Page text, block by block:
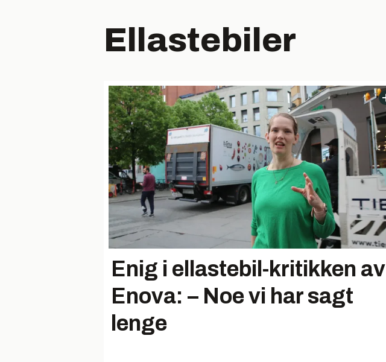
Ellastebiler
Enig i ellastebil-kritikken av
Enova: – Noe vi har sagt
lenge